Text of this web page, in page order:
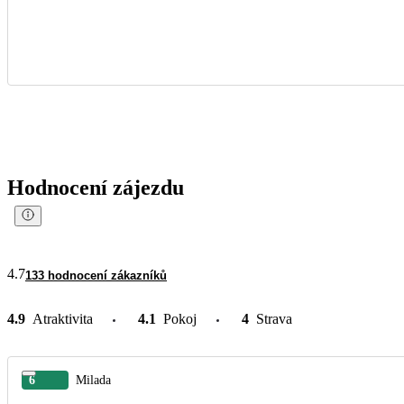
Hodnocení zájezdu
4.7133 hodnocení zákazníků
4.9 Atraktivita 4.1 Pokoj 4 Strava
6 Milada